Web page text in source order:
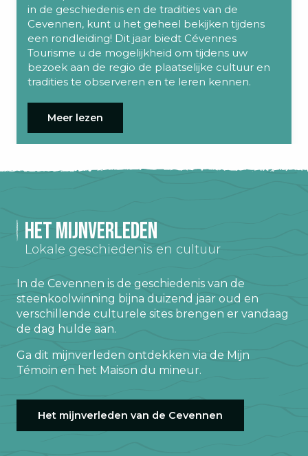
in de geschiedenis en de tradities van de
Cevennen, kunt u het geheel bekijken tijdens
een rondleiding! Dit jaar biedt Cévennes
Tourisme u de mogelijkheid om tijdens uw
bezoek aan de regio de plaatselijke cultuur en
tradities te observeren en te leren kennen.
Meer lezen
Het mijnverleden
Lokale geschiedenis en cultuur
In de Cevennen is de geschiedenis van de
steenkoolwinning bijna duizend jaar oud en
verschillende culturele sites brengen er vandaag
de dag hulde aan.
Ga dit mijnverleden ontdekken via de Mijn
Témoin en het Maison du mineur.
Het mijnverleden van de Cevennen